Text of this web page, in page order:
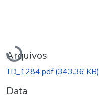
Carregando...
Arquivos
TD_1284.pdf(343.36 KB)
Data